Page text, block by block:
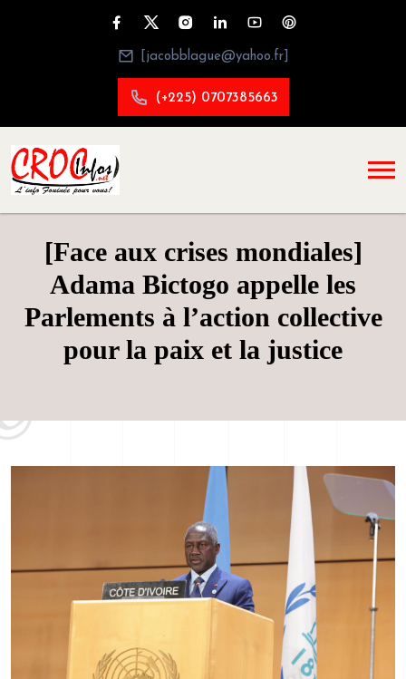
[jacobblague@yahoo.fr]
(+225) 0707385663
[Face aux crises mondiales]
Adama Bictogo appelle les
Parlements à l’action collective
pour la paix et la justice